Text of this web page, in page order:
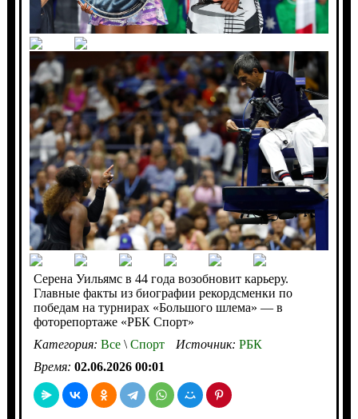
Серена Уильямс в 44 года возобновит карьеру.
Главные факты из биографии рекордсменки по
победам на турнирах «Большого шлема» — в
фоторепортаже «РБК Спорт»
Категория: Все\Спорт Источник: РБК
Время: 02.06.2026 00:01